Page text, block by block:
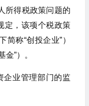
所得税政策问题的
定，该项个税政策
称“创投企业”）
”）。
企业管理部门的监